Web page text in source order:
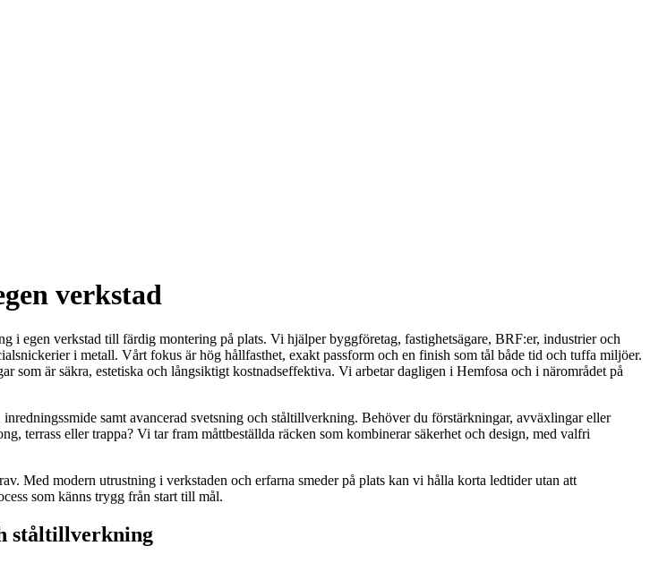
verkstad
egen verkstad till färdig montering på plats. Vi hjälper byggföretag, fastighetsägare, BRF:er, industrier och
i metall. Vårt fokus är hög hållfasthet, exakt passform och en finish som tål både tid och tuffa miljöer.
som är säkra, estetiska och långsiktigt kostnadseffektiva. Vi arbetar dagligen i Hemfosa och i närområdet på
samt avancerad svetsning och ståltillverkning. Behöver du förstärkningar, avväxlingar eller
terrass eller trappa? Vi tar fram måttbeställda räcken som kombinerar säkerhet och design, med valfri
Med modern utrustning i verkstaden och erfarna smeder på plats kan vi hålla korta ledtider utan att
som känns trygg från start till mål.
ståltillverkning